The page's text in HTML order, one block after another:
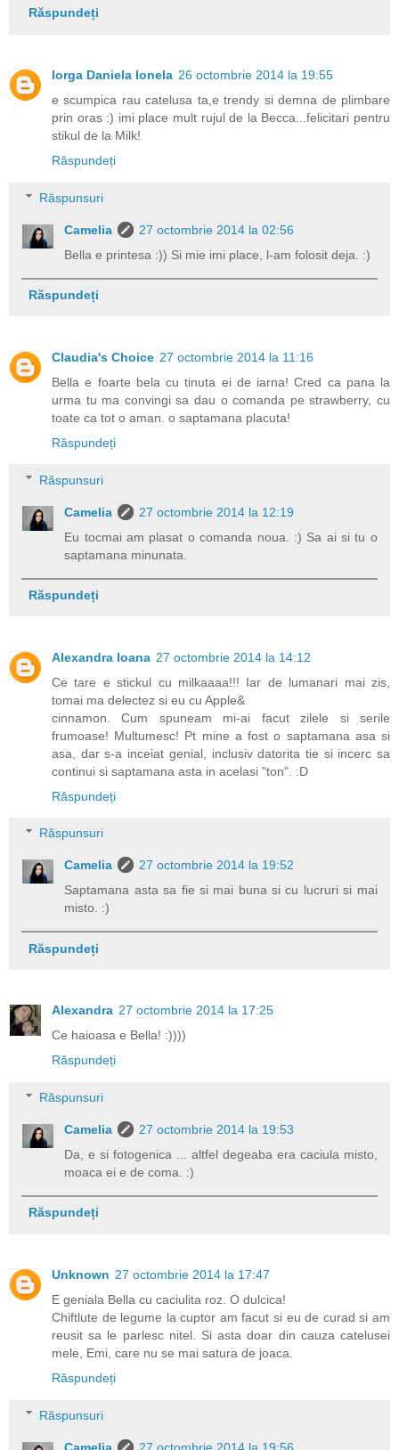
Răspundeți
Iorga Daniela Ionela 26 octombrie 2014 la 19:55
e scumpica rau catelusa ta,e trendy si demna de plimbare
prin oras :) imi place mult rujul de la Becca...felicitari pentru
stikul de la Milk!
Răspundeți
Răspunsuri
Camelia
27 octombrie 2014 la 02:56
Bella e printesa :)) Si mie imi place, l-am folosit deja. :)
Răspundeți
Claudia's Choice 27 octombrie 2014 la 11:16
Bella e foarte bela cu tinuta ei de iarna! Cred ca pana la
urma tu ma convingi sa dau o comanda pe strawberry, cu
toate ca tot o aman. o saptamana placuta!
Răspundeți
Răspunsuri
Camelia
27 octombrie 2014 la 12:19
Eu tocmai am plasat o comanda noua. :) Sa ai si tu o
saptamana minunata.
Răspundeți
Alexandra Ioana 27 octombrie 2014 la 14:12
Ce tare e stickul cu milkaaaa!!! Iar de lumanari mai zis,
tomai ma delectez si eu cu Apple&
cinnamon. Cum spuneam mi-ai facut zilele si serile
frumoase! Multumesc! Pt mine a fost o saptamana asa si
asa, dar s-a inceiat genial, inclusiv datorita tie si incerc sa
continui si saptamana asta in acelasi "ton". :D
Răspundeți
Răspunsuri
Camelia
27 octombrie 2014 la 19:52
Saptamana asta sa fie si mai buna si cu lucruri si mai
misto. :)
Răspundeți
Alexandra 27 octombrie 2014 la 17:25
Ce haioasa e Bella! :))))
Răspundeți
Răspunsuri
Camelia
27 octombrie 2014 la 19:53
Da, e si fotogenica ... altfel degeaba era caciula misto,
moaca ei e de coma. :)
Răspundeți
Unknown 27 octombrie 2014 la 17:47
E geniala Bella cu caciulita roz. O dulcica!
Chiftlute de legume la cuptor am facut si eu de curad si am
reusit sa le parlesc nitel. Si asta doar din cauza catelusei
mele, Emi, care nu se mai satura de joaca.
Răspundeți
Răspunsuri
Camelia
27 octombrie 2014 la 19:56